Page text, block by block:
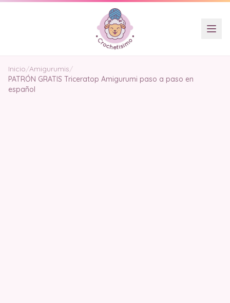
Inicio/Amigurumis/
PATRÓN GRATIS Triceratop Amigurumi paso a paso en
español